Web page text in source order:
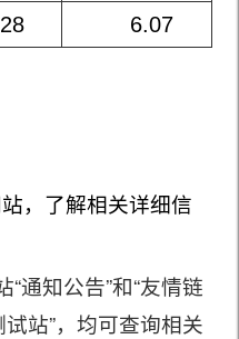
6.07
，了解相关详细信
通知公告”和“友情链
站”，均可查询相关